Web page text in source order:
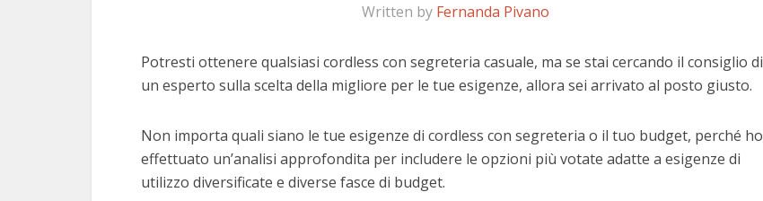
Written by Fernanda Pivano
Potresti ottenere qualsiasi cordless con segreteria casuale, ma se stai cercando il consiglio di
un esperto sulla scelta della migliore per le tue esigenze, allora sei arrivato al posto giusto.
Non importa quali siano le tue esigenze di cordless con segreteria o il tuo budget, perché ho
effettuato un’analisi approfondita per includere le opzioni più votate adatte a esigenze di
utilizzo diversificate e diverse fasce di budget.